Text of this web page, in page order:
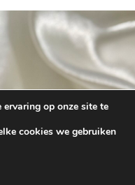
het …op onze site te
cookies we gebruiken